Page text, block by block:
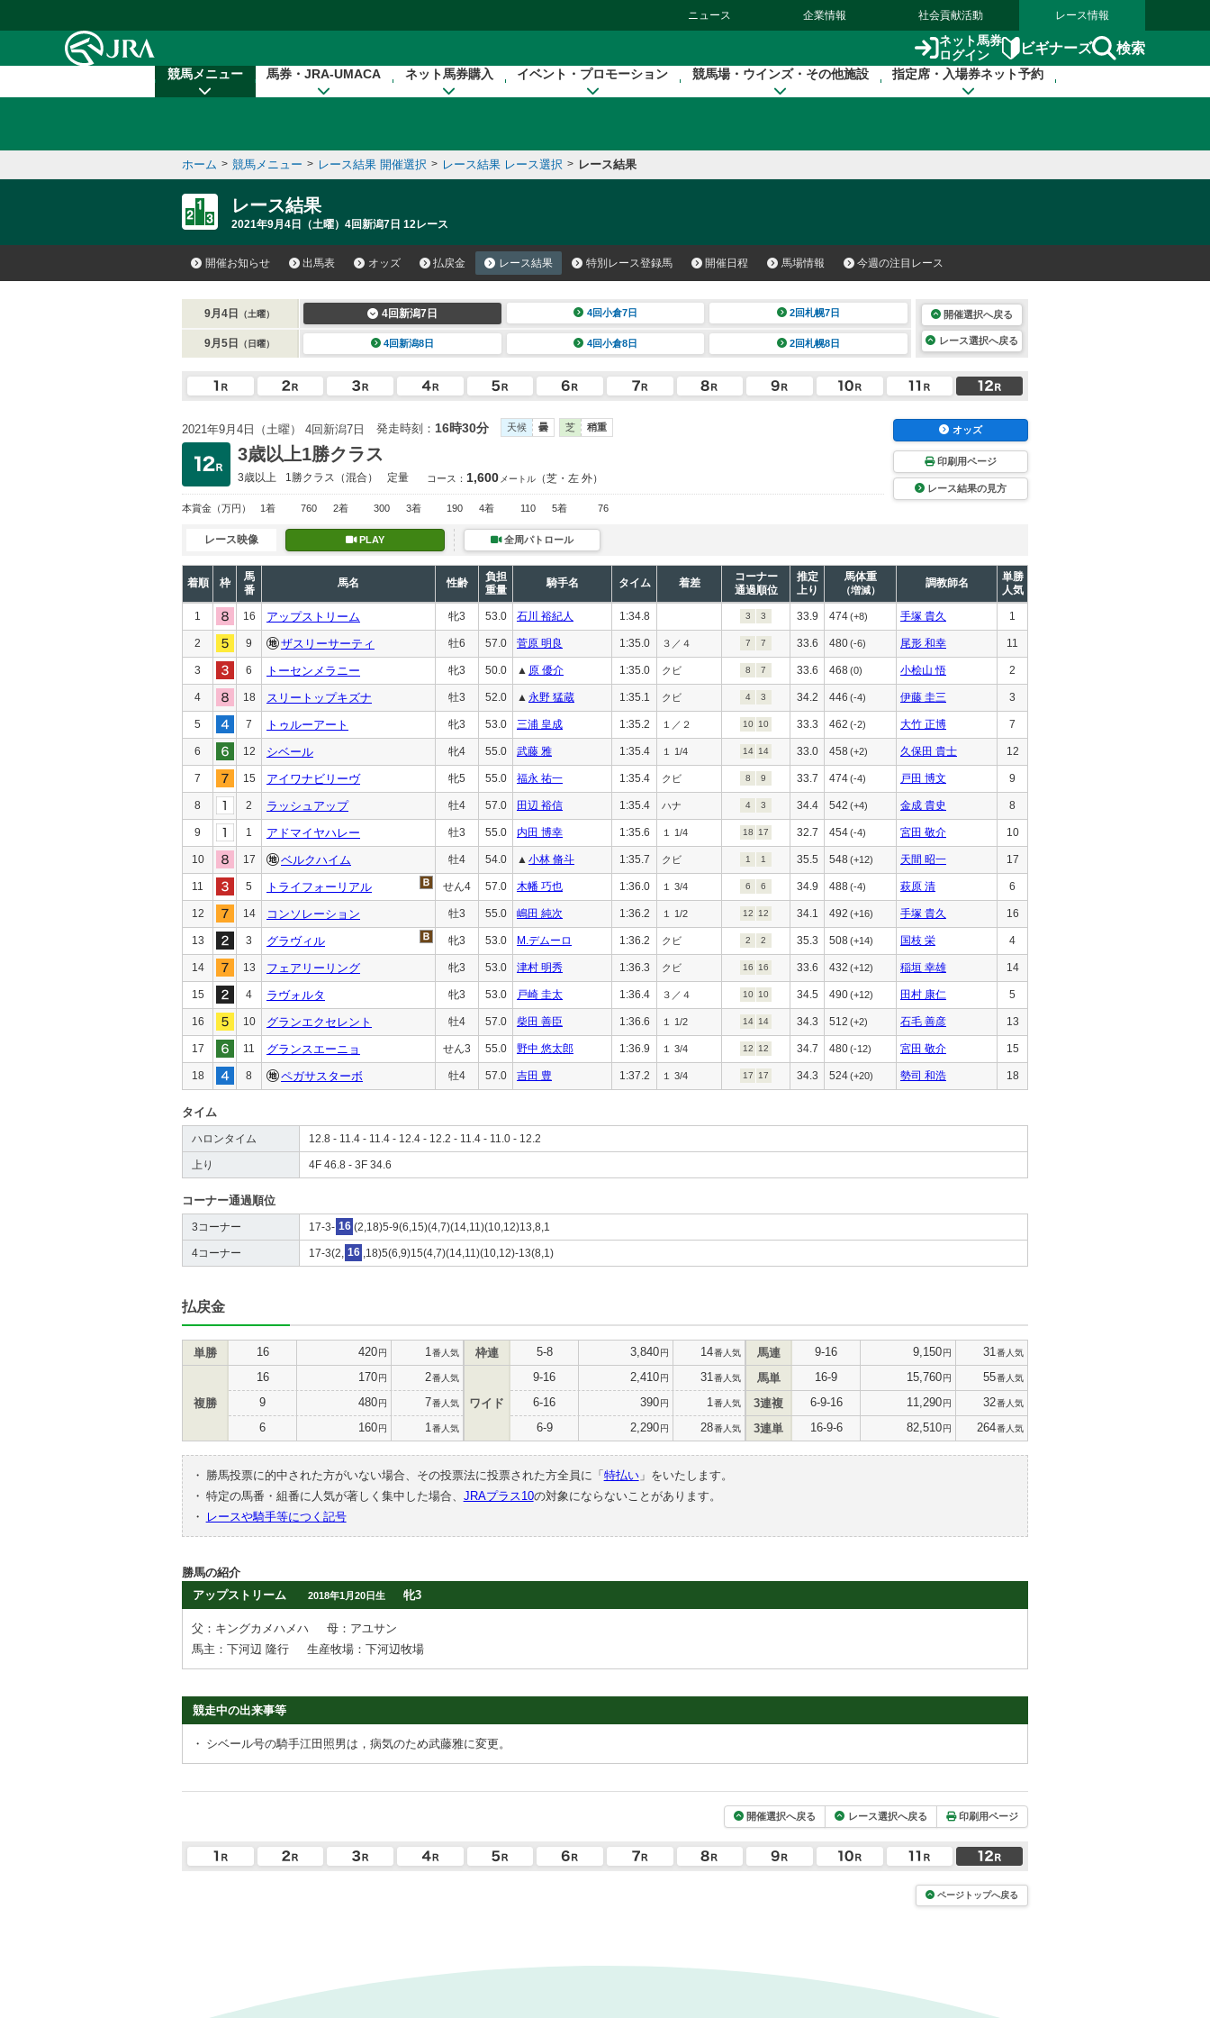
ニュース 企業情報 社会貢献活動 レース情報
ネット馬券
ログイン
ビギナーズ 検索
競馬メニュー 馬券・JRA-UMACA ネット馬券購入 イベント・プロモーション 競馬場・ウインズ・その他施設 指定席・入場券ネット予約
ホーム > 競馬メニュー > レース結果 開催選択 > レース結果 レース選択 > レース結果
レース結果
2021年9月4日（土曜）4回新潟7日 12レース
開催お知らせ 出馬表 オッズ 払戻金 レース結果 特別レース登録馬 開催日程 馬場情報 今週の注目レース
9月4日 （土曜） 4回新潟7日 4回小倉7日 2回札幌7日
9月5日 （日曜） 4回新潟8日 4回小倉8日 2回札幌8日
開催選択へ戻る
レース選択へ戻る
2021年9月4日（土曜） 4回新潟7日 発走時刻： 16時30分 天候 曇 芝 稍重
3歳以上1勝クラス
3歳以上 1勝クラス （混合） 定量 コース： 1,600 メートル （芝・左 外）
本賞金 （万円） 1着 760 2着 300 3着 190 4着 110 5着 76
オッズ
印刷用ページ
レース結果の見方
レース映像 PLAY 全周パトロール
着順 枠
馬
番
馬名 性齢
負担
重量
騎手名 タイム 着差
コーナー
通過順位
推定
上り
馬体重
（増減）
調教師名
単勝
人気
1 16 アップストリーム 牝3 53.0 石川 裕紀人 1:34.8 3 3 33.9 474(+8) 手塚 貴久 1
2 9 ザスリーサーティ 牡6 57.0 菅原 明良 1:35.0 ３／４ 7 7 33.6 480(-6) 尾形 和幸 11
3 6 トーセンメラニー 牝3 50.0 ▲ 原 優介 1:35.0 クビ 8 7 33.6 468(0) 小桧山 悟 2
4 18 スリートップキズナ 牡3 52.0 ▲ 永野 猛蔵 1:35.1 クビ 4 3 34.2 446 (-4) 伊藤 圭三 3
5 7 トゥルーアート 牝3 53.0 三浦 皇成 1:35.2 １／２ 10 10 33.3 462 (-2) 大竹 正博 7
6 12 シベール 牝4 55.0 武藤 雅 1:35.4 １ 1/4 14 14 33.0 458 (+2) 久保田 貴士 12
7 15 アイワナビリーヴ 牝5 55.0 福永 祐一 1:35.4 クビ 8 9 33.7 474(-4) 戸田 博文 9
8 2 ラッシュアップ 牡4 57.0 田辺 裕信 1:35.4 ハナ 4 3 34.4 542 (+4) 金成 貴史 8
9 1 アドマイヤハレー 牡3 55.0 内田 博幸 1:35.6 １ 1/4 18 17 32.7 454(-4) 宮田 敬介 10
10 17 ベルクハイム 牡4 54.0 ▲ 小林 脩斗 1:35.7 クビ 1 1 35.5 548 (+12) 天間 昭一 17
11 5 トライフォーリアル せん4 57.0 木幡 巧也 1:36.0 １ 3/4 6 6 34.9 488(-4) 萩原 清 6
12 14 コンソレーション 牡3 55.0 嶋田 純次 1:36.2 １ 1/2 12 12 34.1 492 (+16) 手塚 貴久 16
13 3 グラヴィル 牝3 53.0 M.デムーロ 1:36.2 クビ 2 2 35.3 508(+14) 国枝 栄 4
14 13 フェアリーリング 牝3 53.0 津村 明秀 1:36.3 クビ 16 16 33.6 432 (+12) 稲垣 幸雄 14
15 4 ラヴォルタ 牝3 53.0 戸崎 圭太 1:36.4 ３／４ 10 10 34.5 490(+12) 田村 康仁 5
16 10 グランエクセレント 牡4 57.0 柴田 善臣 1:36.6 １ 1/2 14 14 34.3 512 (+2) 石毛 善彦 13
17 11 グランスエーニョ せん3 55.0 野中 悠太郎 1:36.9 １ 3/4 12 12 34.7 480(-12) 宮田 敬介 15
18 8 ペガサスターボ 牡4 57.0 吉田 豊 1:37.2 １ 3/4 17 17 34.3 524(+20) 勢司 和浩 18
タイム
ハロンタイム 12.8 - 11.4 - 11.4 - 12.4 - 12.2 - 11.4 - 11.0 - 12.2
上り 4F 46.8 - 3F 34.6
コーナー通過順位
3コーナー 17-3- 16 (2,18)5-9(6,15)(4,7)(14,11)(10,12)13,8,1
4コーナー 17-3(2, 16 ,18)5(6,9)15(4,7)(14,11)(10,12)-13(8,1)
払戻金
単勝 16 420円 1 番人気
複勝
16 170円 2番人気
9 480円 7番人気
6 160円 1 番人気
枠連 5-8 3,840円 14番人気
ワイド
9-16 2,410円 31 番人気
6-16 390円 1 番人気
6-9 2,290円 28番人気
馬連 9-16 9,150円 31 番人気
馬単 16-9 15,760円 55番人気
3連複 6-9-16 11,290円 32番人気
3連単 16-9-6 82,510円 264番人気
・ 勝馬投票に的中された方がいない場合、その投票法に投票された方全員に「 特払い」をいたします。
・ 特定の馬番・組番に人気が著しく集中した場合、 JRAプラス10の対象にならないことがあります。
・
レースや騎手等につく記号
勝馬の紹介
アップストリーム
2018年1月20日生 牝3
父：キングカメハメハ
母：アユサン
馬主：下河辺 隆行
生産牧場：下河辺牧場
競走中の出来事等
・ シベール号の騎手江田照男は，病気のため武藤雅に変更。
開催選択へ戻る レース選択へ戻る 印刷用ページ
ページトップへ戻る